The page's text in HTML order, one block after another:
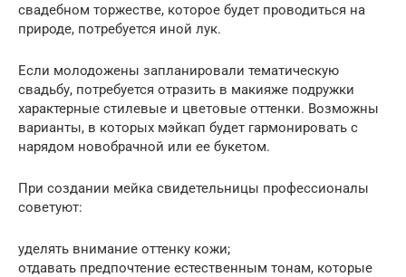
свадебном торжестве, которое будет проводиться на
природе, потребуется иной лук.
Если молодожены запланировали тематическую
свадьбу, потребуется отразить в макияже подружки
характерные стилевые и цветовые оттенки. Возможны
варианты, в которых мэйкап будет гармонировать с
нарядом новобрачной или ее букетом.
При создании мейка свидетельницы профессионалы
советуют:
уделять внимание оттенку кожи;
отдавать предпочтение естественным тонам, которые